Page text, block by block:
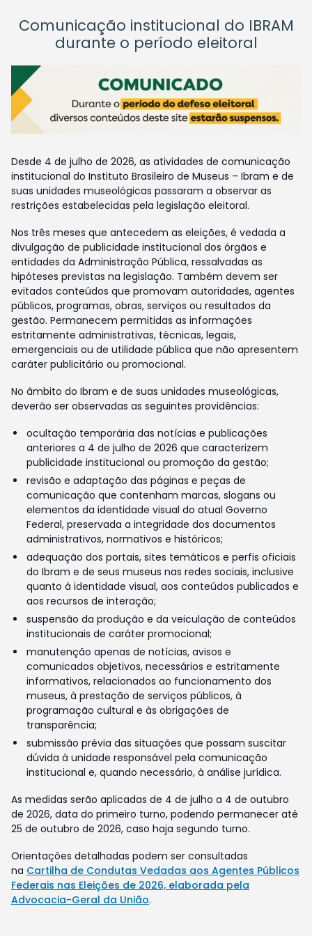
Comunicação institucional do IBRAM
durante o período eleitoral
Desde 4 de julho de 2026, as atividades de comunicação
institucional do Instituto Brasileiro de Museus – Ibram e de
suas unidades museológicas passaram a observar as
restrições estabelecidas pela legislação eleitoral.
Nos três meses que antecedem as eleições, é vedada a
divulgação de publicidade institucional dos órgãos e
entidades da Administração Pública, ressalvadas as
hipóteses previstas na legislação. Também devem ser
evitados conteúdos que promovam autoridades, agentes
públicos, programas, obras, serviços ou resultados da
gestão. Permanecem permitidas as informações
estritamente administrativas, técnicas, legais,
emergenciais ou de utilidade pública que não apresentem
caráter publicitário ou promocional.
No âmbito do Ibram e de suas unidades museológicas,
deverão ser observadas as seguintes providências:
ocultação temporária das notícias e publicações
anteriores a 4 de julho de 2026 que caracterizem
publicidade institucional ou promoção da gestão;
revisão e adaptação das páginas e peças de
comunicação que contenham marcas, slogans ou
elementos da identidade visual do atual Governo
Federal, preservada a integridade dos documentos
administrativos, normativos e históricos;
adequação dos portais, sites temáticos e perfis oficiais
do Ibram e de seus museus nas redes sociais, inclusive
quanto à identidade visual, aos conteúdos publicados e
aos recursos de interação;
suspensão da produção e da veiculação de conteúdos
institucionais de caráter promocional;
manutenção apenas de notícias, avisos e
comunicados objetivos, necessários e estritamente
informativos, relacionados ao funcionamento dos
museus, à prestação de serviços públicos, à
programação cultural e às obrigações de
transparência;
submissão prévia das situações que possam suscitar
dúvida à unidade responsável pela comunicação
institucional e, quando necessário, à análise jurídica.
As medidas serão aplicadas de 4 de julho a 4 de outubro
de 2026, data do primeiro turno, podendo permanecer até
25 de outubro de 2026, caso haja segundo turno.
Orientações detalhadas podem ser consultadas
na Cartilha de Condutas Vedadas aos Agentes Públicos
Federais nas Eleições de 2026, elaborada pela
Advocacia-Geral da União.